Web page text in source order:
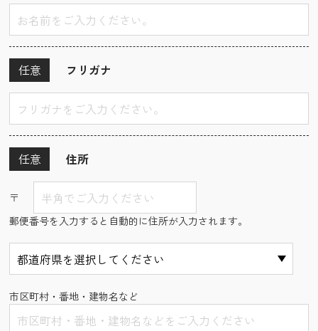
フリガナ
任意
住所
任意
〒
郵便番号を入力すると自動的に住所が入力されます。
市区町村・番地・建物名など